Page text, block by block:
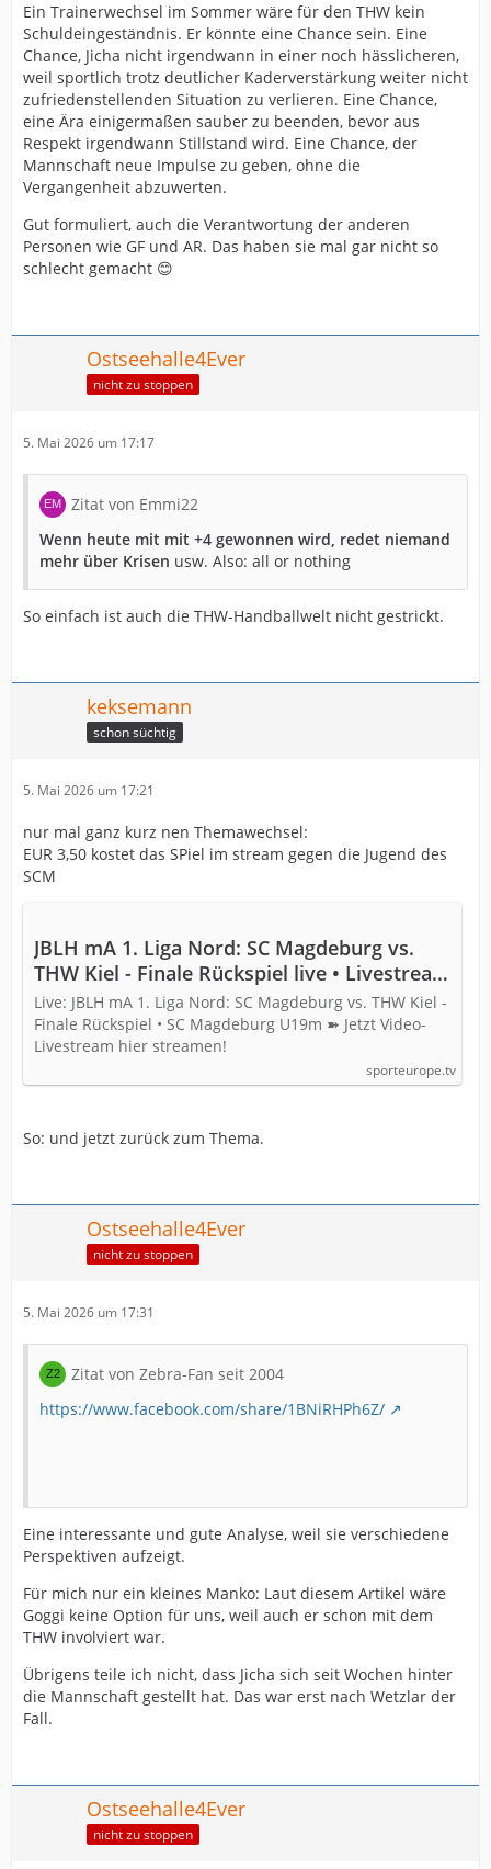
Ein Trainerwechsel im Sommer wäre für den THW kein
Schuldeingeständnis. Er könnte eine Chance sein. Eine
Chance, Jicha nicht irgendwann in einer noch hässlicheren,
weil sportlich trotz deutlicher Kaderverstärkung weiter nicht
zufriedenstellenden Situation zu verlieren. Eine Chance,
eine Ära einigermaßen sauber zu beenden, bevor aus
Respekt irgendwann Stillstand wird. Eine Chance, der
Mannschaft neue Impulse zu geben, ohne die
Vergangenheit abzuwerten.
Gut formuliert, auch die Verantwortung der anderen
Personen wie GF und AR. Das haben sie mal gar nicht so
schlecht gemacht 😊
Ostseehalle4Ever
nicht zu stoppen
5. Mai 2026 um 17:17
Zitat von Emmi22
Wenn heute mit mit +4 gewonnen wird, redet niemand
mehr über Krisen usw. Also: all or nothing
So einfach ist auch die THW-Handballwelt nicht gestrickt.
keksemann
schon süchtig
5. Mai 2026 um 17:21
nur mal ganz kurz nen Themawechsel:
EUR 3,50 kostet das SPiel im stream gegen die Jugend des
SCM
JBLH mA 1. Liga Nord: SC Magdeburg vs.
THW Kiel - Finale Rückspiel live • Livestream
• Sporteurope.TV
Live: JBLH mA 1. Liga Nord: SC Magdeburg vs. THW Kiel -
Finale Rückspiel • SC Magdeburg U19m ➽ Jetzt Video-
Livestream hier streamen!
sporteurope.tv
So: und jetzt zurück zum Thema.
Ostseehalle4Ever
nicht zu stoppen
5. Mai 2026 um 17:31
Zitat von Zebra-Fan seit 2004
https://www.facebook.com/share/1BNiRHPh6Z/
Eine interessante und gute Analyse, weil sie verschiedene
Perspektiven aufzeigt.
Für mich nur ein kleines Manko: Laut diesem Artikel wäre
Goggi keine Option für uns, weil auch er schon mit dem
THW involviert war.
Übrigens teile ich nicht, dass Jicha sich seit Wochen hinter
die Mannschaft gestellt hat. Das war erst nach Wetzlar der
Fall.
Ostseehalle4Ever
nicht zu stoppen